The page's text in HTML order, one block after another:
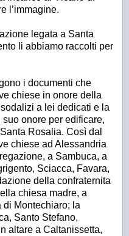
l’immagine.
legata a Santa
li abbiamo raccolti per
i documenti che
chiese in onore della
a lei dedicati e la
onore per edificare,
Rosalia. Così dal
chiese ad Alessandria
a Sambuca, a
Sciacca, Favara,
della confraternita
chiesa madre, a
Montechiaro; la
Santo Stefano,
altare a Caltanissetta,